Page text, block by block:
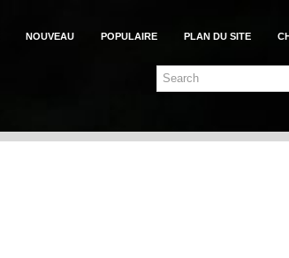
NOUVEAU POPULAIRE PLAN DU SITE